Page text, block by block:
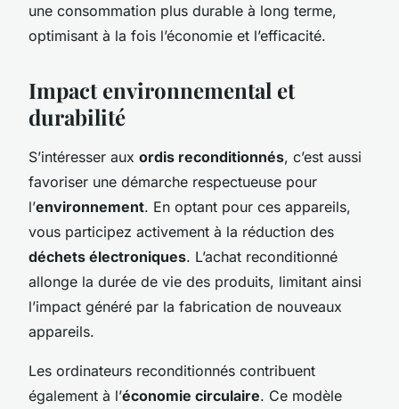
une consommation plus durable à long terme,
optimisant à la fois l’économie et l’efficacité.
Impact environnemental et
durabilité
S’intéresser aux ordis reconditionnés, c’est aussi
favoriser une démarche respectueuse pour
l’environnement. En optant pour ces appareils,
vous participez activement à la réduction des
déchets électroniques. L’achat reconditionné
allonge la durée de vie des produits, limitant ainsi
l’impact généré par la fabrication de nouveaux
appareils.
Les ordinateurs reconditionnés contribuent
également à l’économie circulaire. Ce modèle